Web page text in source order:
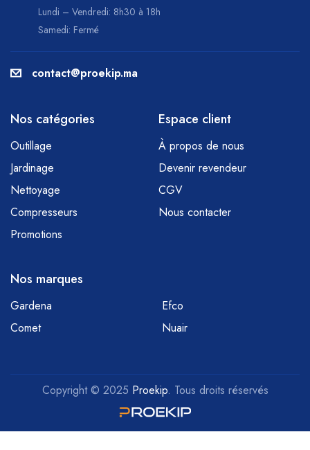
Lundi – Vendredi: 8h30 à 18h
Samedi: Fermé
contact@proekip.ma
Nos catégories
Outillage
Jardinage
Nettoyage
Compresseurs
Promotions
Espace client
À propos de nous
Devenir revendeur
CGV
Nous contacter
Nos marques
Gardena
Efco
Comet
Nuair
Copyright © 2025 Proekip. Tous droits réservés